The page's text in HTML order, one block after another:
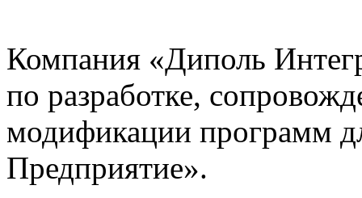
Компания «Диполь
по разработке,
модификации программ
Предприятие».